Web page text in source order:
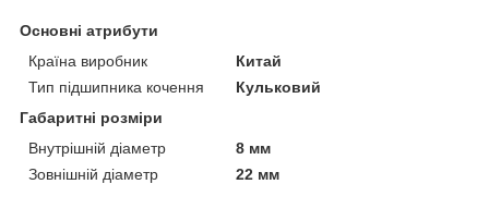
Основні атрибути
Країна виробник
Китай
Тип підшипника кочення
Кульковий
Габаритні розміри
Внутрішній діаметр
8 мм
Зовнішній діаметр
22 мм